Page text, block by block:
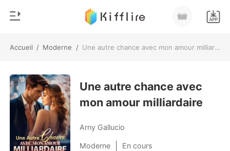
Accueil / Moderne / Une autre chance avec mon amour milliardaire
0
Recharger
Historique
Déconnexion
Genre
Moderne
Loup-garou
Nouvelle
Une autre chance avec
mon amour milliardaire
Arny Gallucio
Moderne En cours